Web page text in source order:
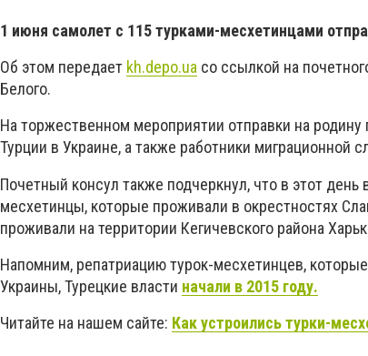
1 июня самолет с 115 турками-месхетинцами
Об этом передает kh.depo.ua со ссылкой на
Белого.
На торжественном мероприятии отправки на родину
Турции в Украине, а также работники миграционной
Почетный консул также подчеркнул, что в этот день
месхетинцы, которые проживали в окрестностях
проживали на территории Кегичевского района
Напомним, репатриацию турок-месхетинцев,
Украины, Турецкие власти начали в 2015 году.
Читайте на нашем сайте: Как устроились турки-